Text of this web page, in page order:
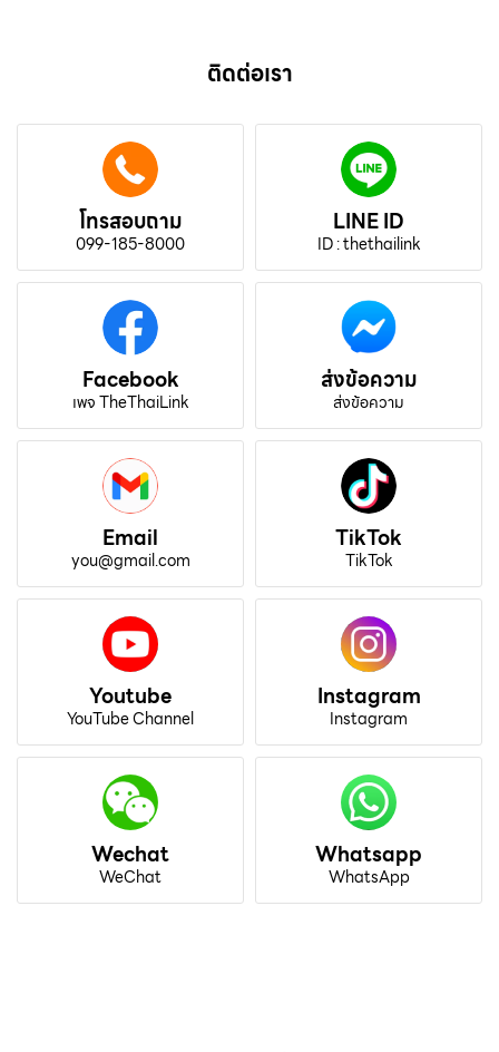
ติดต่อเรา
โทรสอบถาม
099-185-8000
LINE ID
ID : thethailink
Facebook
เพจ TheThaiLink
ส่งข้อความ
ส่งข้อความ
Email
you@gmail.com
TikTok
TikTok
Youtube
YouTube Channel
Instagram
Instagram
Wechat
WeChat
Whatsapp
WhatsApp